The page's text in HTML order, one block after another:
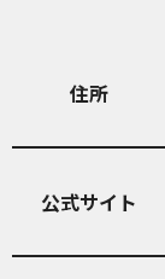
住所
公式サイト